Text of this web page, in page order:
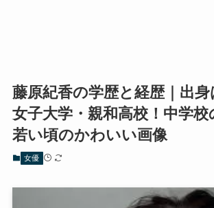
藤原紀香の学歴と経歴｜出身
女子大学・親和高校！中学校
若い頃のかわいい画像
女優